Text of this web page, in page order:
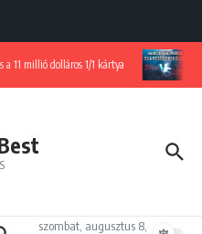
a 11 millió dolláros 1/1 kártya
szombat, augusztus 8,